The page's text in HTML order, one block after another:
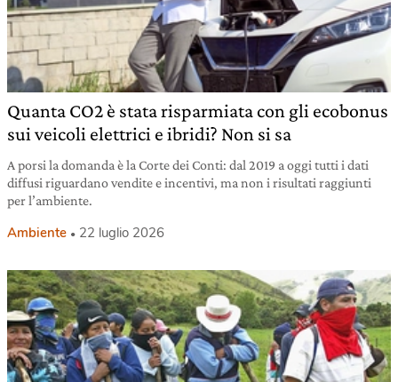
Quanta CO2 è stata risparmiata con gli ecobonus
sui veicoli elettrici e ibridi? Non si sa
A porsi la domanda è la Corte dei Conti: dal 2019 a oggi tutti i dati
diffusi riguardano vendite e incentivi, ma non i risultati raggiunti
per l’ambiente.
Ambiente 22 luglio 2026